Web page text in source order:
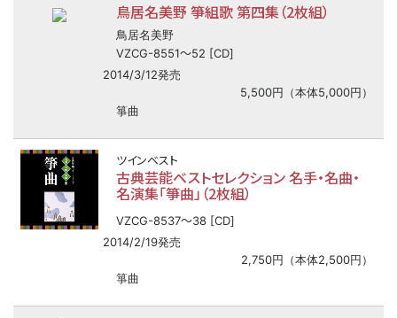
鳥居名美野 箏組歌 第四集（2枚組）
鳥居名美野
VZCG-8551〜52 [CD]
2014/3/12発売
5,500円（本体5,000円）
箏曲
ツインベスト
古典芸能ベストセレクション 名手・名曲・
名演集「箏曲」（2枚組）
VZCG-8537〜38 [CD]
2014/2/19発売
2,750円（本体2,500円）
箏曲